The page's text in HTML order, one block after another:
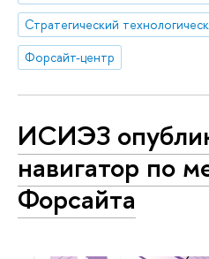
Форсайт-центр
ИСИЭЗ
навигатор по
Форсайта